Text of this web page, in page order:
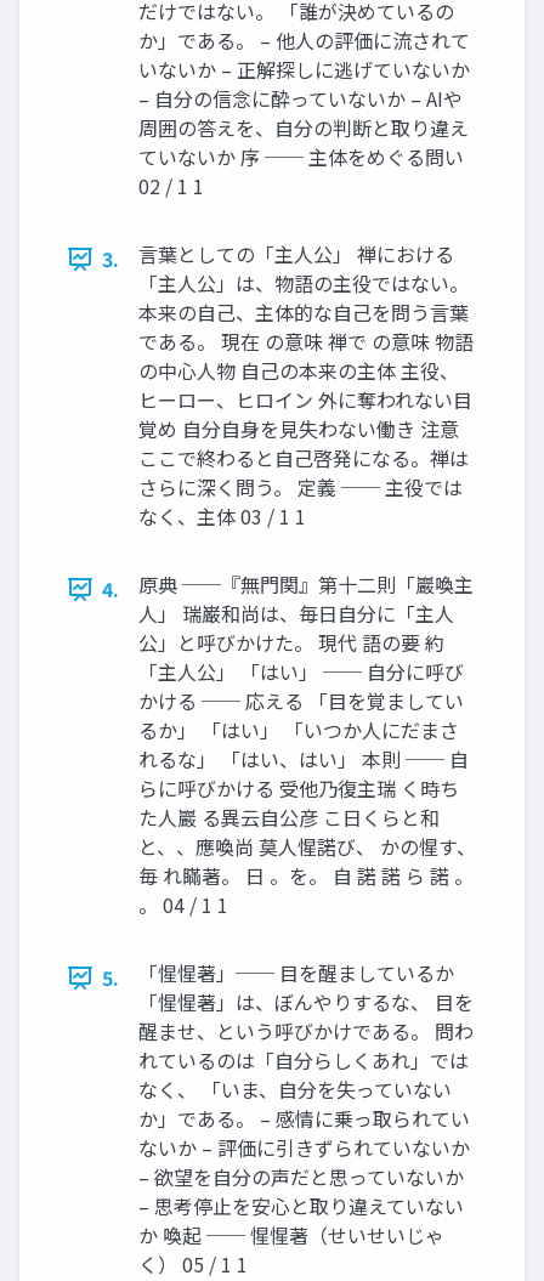
だけではない。 「誰が決めているの
か」である。 – 他人の評価に流されて
いないか – 正解探しに逃げていないか
– 自分の信念に酔っていないか – AIや
周囲の答えを、自分の判断と取り違え
ていないか 序 ── 主体をめぐる問い
02 / 1 1
3.
言葉としての「主人公」 禅における
「主人公」は、物語の主役ではない。
本来の自己、主体的な自己を問う言葉
である。 現在 の意味 禅で の意味 物語
の中心人物 自己の本来の主体 主役、
ヒーロー、ヒロイン 外に奪われない目
覚め 自分自身を見失わない働き 注意
ここで終わると自己啓発になる。禅は
さらに深く問う。 定義 ── 主役では
なく、主体 03 / 1 1
4.
原典 ──『無門関』第十二則「巖喚主
人」 瑞巌和尚は、毎日自分に「主人
公」と呼びかけた。 現代 語の要 約
「主人公」 「はい」 ── 自分に呼び
かける ── 応える 「目を覚ましてい
るか」 「はい」 「いつか人にだまさ
れるな」 「はい、はい」 本則 ── 自
らに呼びかける 受他乃復主瑞 く時ち
た人巖 る異云自公彦 こ日くらと和
と、、應喚尚 莫人惺諾び、 かの惺す、
毎 れ瞞著。 日 。を。 自 諾 諾 ら 諾 。
。 04 / 1 1
5.
「惺惺著」── 目を醒ましているか
「惺惺著」は、ぼんやりするな、 目を
醒ませ、という呼びかけである。 問わ
れているのは「自分らしくあれ」では
なく、 「いま、自分を失っていない
か」である。 – 感情に乗っ取られてい
ないか – 評価に引きずられていないか
– 欲望を自分の声だと思っていないか
– 思考停止を安心と取り違えていない
か 喚起 ── 惺惺著（せいせいじゃ
く） 05 / 1 1